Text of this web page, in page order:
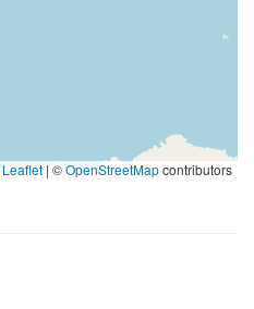
Leaflet | ©OpenStreetMapcontributors